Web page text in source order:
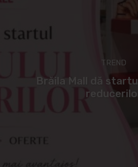
TREND
Brăila Mall dă